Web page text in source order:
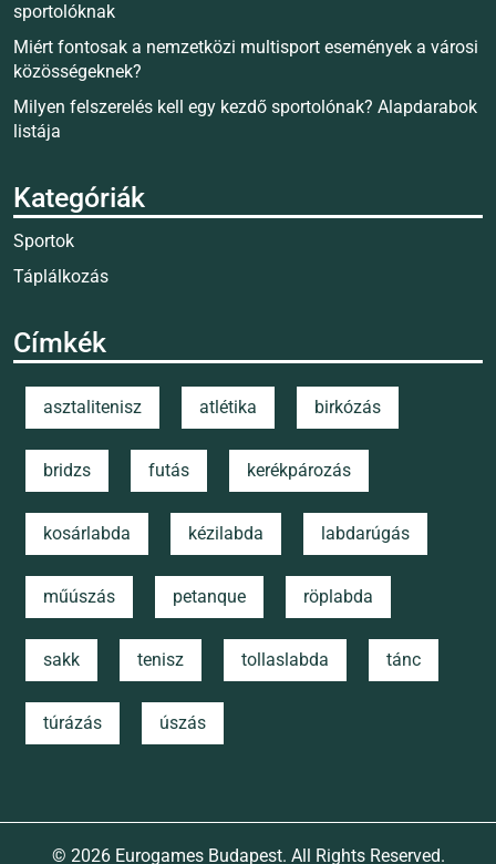
sportolóknak
Miért fontosak a nemzetközi multisport események a városi
közösségeknek?
Milyen felszerelés kell egy kezdő sportolónak? Alapdarabok
listája
Kategóriák
Sportok
Táplálkozás
Címkék
asztalitenisz atlétika birkózás
bridzs futás kerékpározás
kosárlabda kézilabda labdarúgás
műúszás petanque röplabda
sakk tenisz tollaslabda tánc
túrázás úszás
© 2026 Eurogames Budapest. All Rights Reserved.